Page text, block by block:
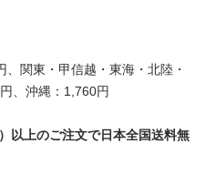
関東・甲信越・東海・北陸・
、沖縄：1,760円
以上のご注文で日本全国送料無